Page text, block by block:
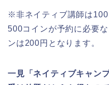
※非ネイティブ講師は
500コインが予約に必要
ンは200円となります。
一見「ネイティブキャン